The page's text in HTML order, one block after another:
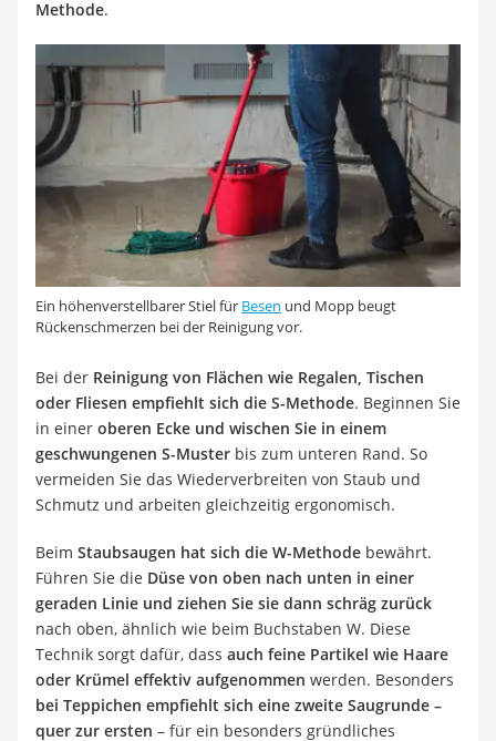
Methode.
Ein höhenverstellbarer Stiel für Besen und Mopp beugt
Rückenschmerzen bei der Reinigung vor.
Bei der Reinigung von Flächen wie Regalen, Tischen
oder Fliesen empfiehlt sich die S-Methode. Beginnen Sie
in einer oberen Ecke und wischen Sie in einem
geschwungenen S-Muster bis zum unteren Rand. So
vermeiden Sie das Wiederverbreiten von Staub und
Schmutz und arbeiten gleichzeitig ergonomisch.
Beim Staubsaugen hat sich die W-Methode bewährt.
Führen Sie die Düse von oben nach unten in einer
geraden Linie und ziehen Sie sie dann schräg zurück
nach oben, ähnlich wie beim Buchstaben W. Diese
Technik sorgt dafür, dass auch feine Partikel wie Haare
oder Krümel effektiv aufgenommen werden. Besonders
bei Teppichen empfiehlt sich eine zweite Saugrunde –
quer zur ersten – für ein besonders gründliches